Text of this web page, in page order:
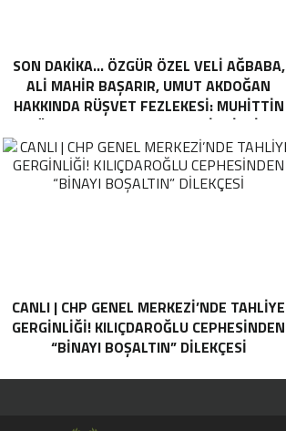
SON DAKİKA… ÖZGÜR ÖZEL VELI AĞBABA,
ALI MAHIR BAŞARIR, UMUT AKDOĞAN
HAKKINDA RÜŞVET FEZLEKESI: MUHITTIN
BÖCEK’TEN PARA TALEP EDILMIŞTI…
CANLI | CHP GENEL MERKEZI’NDE TAHLIYE
GERGINLIĞI! KILIÇDAROĞLU CEPHESINDEN
“BINAYI BOŞALTIN” DILEKÇESI